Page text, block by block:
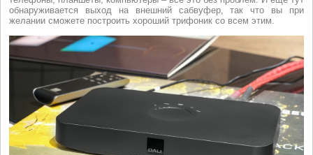
обнаруживается выход на внешний сабвуфер, так что вы при
желании сможете построить хороший трифоник со всем этим.